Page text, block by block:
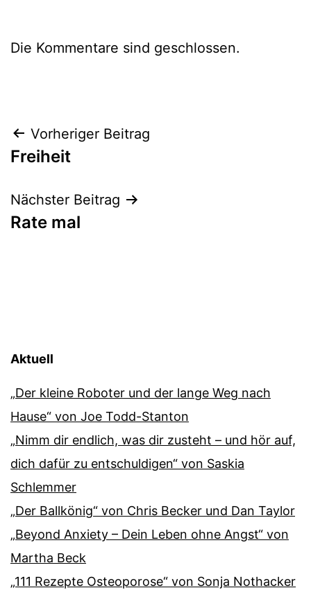
Die Kommentare sind geschlossen.
Beitragsnavigation
Vorheriger Beitrag
Freiheit
Nächster Beitrag
Rate mal
Aktuell
„Der kleine Roboter und der lange Weg nach
Hause“ von Joe Todd-Stanton
„Nimm dir endlich, was dir zusteht – und hör auf,
dich dafür zu entschuldigen“ von Saskia
Schlemmer
„Der Ballkönig“ von Chris Becker und Dan Taylor
„Beyond Anxiety – Dein Leben ohne Angst“ von
Martha Beck
„111 Rezepte Osteoporose“ von Sonja Nothacker